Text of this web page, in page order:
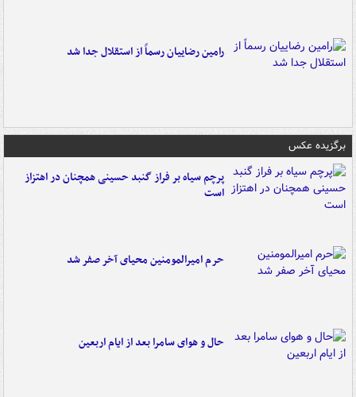
رامین رضاییان رسماً از استقلال جدا شد
برگزیده عکس
پرچم سیاه بر فراز گنبد حسینی همچنان در اهتزاز
است
حرم امیرالمومنین محیای آخر صفر شد
حال و هوای سامرا بعد از ایام اربعین